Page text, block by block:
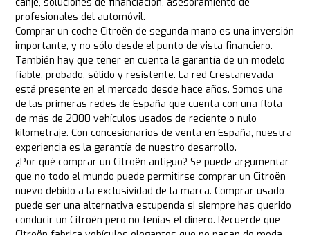
profesionales del automóvil.
Comprar un coche Citroën de segunda mano es una inversión
importante, y no sólo desde el punto de vista financiero.
También hay que tener en cuenta la garantía de un modelo
fiable, probado, sólido y resistente. La red Crestanevada
está presente en el mercado desde hace años. Somos una
de las primeras redes de España que cuenta con una flota
de más de 2000 vehículos usados de reciente o nulo
kilometraje. Con concesionarios de venta en España, nuestra
experiencia es la garantía de nuestro desarrollo.
¿Por qué comprar un Citroën antiguo? Se puede argumentar
que no todo el mundo puede permitirse comprar un Citroën
nuevo debido a la exclusividad de la marca. Comprar usado
puede ser una alternativa estupenda si siempre has querido
conducir un Citroën pero no tenías el dinero. Recuerde que